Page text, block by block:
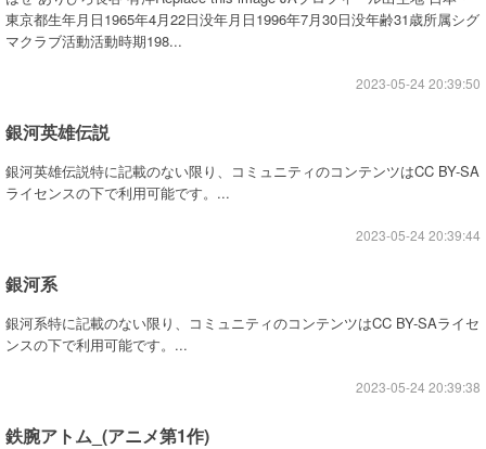
東京都生年月日1965年4月22日没年月日1996年7月30日没年齢31歳所属シグ
マクラブ活動活動時期198...
2023-05-24 20:39:50
銀河英雄伝説
銀河英雄伝説特に記載のない限り、コミュニティのコンテンツはCC BY-SA
ライセンスの下で利用可能です。...
2023-05-24 20:39:44
銀河系
銀河系特に記載のない限り、コミュニティのコンテンツはCC BY-SAライセ
ンスの下で利用可能です。...
2023-05-24 20:39:38
鉄腕アトム_(アニメ第1作)